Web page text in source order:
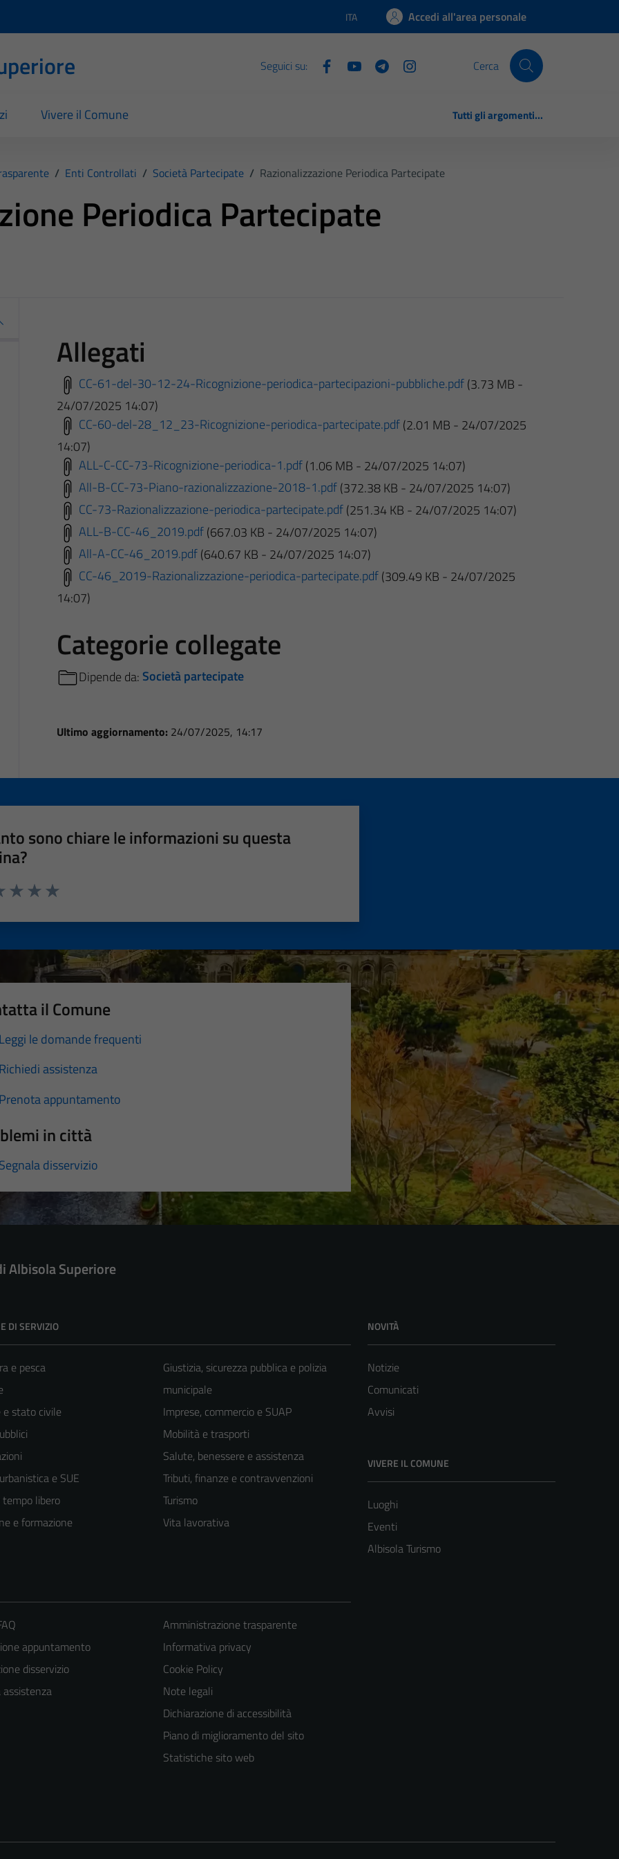
Lingua attiva:
ITA Accedi all'area personale
Seguici su: Cerca
Vivere il Comune Tutti gli argomenti...
/ Enti Controllati / Società Partecipate / Razionalizzazione Periodica Partecipate
Periodica Partecipate
Allegati
CC-61-del-30-12-24-Ricognizione-periodica-partecipazioni-pubbliche.pdf(3.73 MB -
24/07/2025 14:07)
CC-60-del-28_12_23-Ricognizione-periodica-partecipate.pdf(2.01 MB - 24/07/2025
14:07)
ALL-C-CC-73-Ricognizione-periodica-1.pdf(1.06 MB - 24/07/2025 14:07)
All-B-CC-73-Piano-razionalizzazione-2018-1.pdf(372.38 KB - 24/07/2025 14:07)
CC-73-Razionalizzazione-periodica-partecipate.pdf(251.34 KB - 24/07/2025 14:07)
ALL-B-CC-46_2019.pdf(667.03 KB - 24/07/2025 14:07)
All-A-CC-46_2019.pdf(640.67 KB - 24/07/2025 14:07)
CC-46_2019-Razionalizzazione-periodica-partecipate.pdf(309.49 KB - 24/07/2025
14:07)
Categorie collegate
Dipende da: Società partecipate
Ultimo aggiornamento: 24/07/2025, 14:17
sono chiare le informazioni su questa
il Comune
Leggi le domande frequenti
Richiedi assistenza
Prenota appuntamento
in città
Segnala disservizio
Albisola Superiore
DI SERVIZIO
e pesca
e stato civile
e SUE
libero
e formazione
Giustizia, sicurezza pubblica e polizia
municipale
Imprese, commercio e SUAP
Mobilità e trasporti
Salute, benessere e assistenza
Tributi, finanze e contravvenzioni
Turismo
Vita lavorativa
NOVITÀ
Notizie
Comunicati
Avvisi
VIVERE IL COMUNE
Luoghi
Eventi
Albisola Turismo
appuntamento
disservizio
assistenza
Amministrazione trasparente
Informativa privacy
Cookie Policy
Note legali
Dichiarazione di accessibilità
Piano di miglioramento del sito
Statistiche sito web